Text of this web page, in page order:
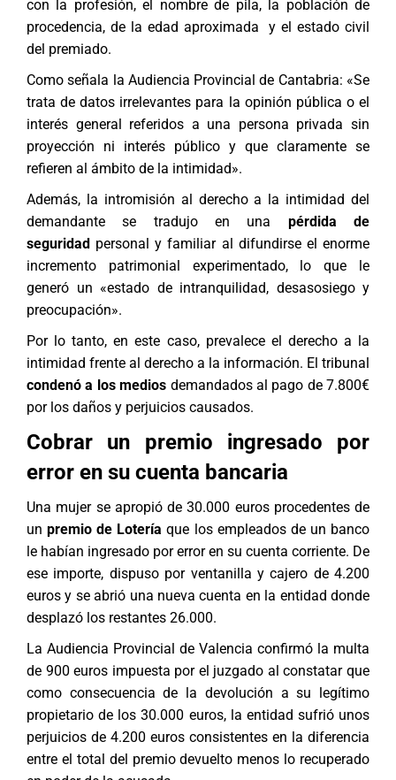
con la profesión, el nombre de pila, la población de
procedencia, de la edad aproximada y el estado civil
del premiado.
Como señala la Audiencia Provincial de Cantabria: «Se
trata de datos irrelevantes para la opinión pública o el
interés general referidos a una persona privada sin
proyección ni interés público y que claramente se
refieren al ámbito de la intimidad».
Además, la intromisión al derecho a la intimidad del
demandante se tradujo en una pérdida de
seguridad personal y familiar al difundirse el enorme
incremento patrimonial experimentado, lo que le
generó un «estado de intranquilidad, desasosiego y
preocupación».
Por lo tanto, en este caso, prevalece el derecho a la
intimidad frente al derecho a la información. El tribunal
condenó a los medios demandados al pago de 7.800€
por los daños y perjuicios causados.
Cobrar un premio ingresado por
error en su cuenta bancaria
Una mujer se apropió de 30.000 euros procedentes de
unpremio de Lotería que los empleados de un banco
le habían ingresado por error en su cuenta corriente. De
ese importe, dispuso por ventanilla y cajero de 4.200
euros y se abrió una nueva cuenta en la entidad donde
desplazó los restantes 26.000.
La Audiencia Provincial de Valencia confirmó la multa
de 900 euros impuesta por el juzgado al constatar que
como consecuencia de la devolución a su legítimo
propietario de los 30.000 euros, la entidad sufrió unos
perjuicios de 4.200 euros consistentes en la diferencia
entre el total del premio devuelto menos lo recuperado